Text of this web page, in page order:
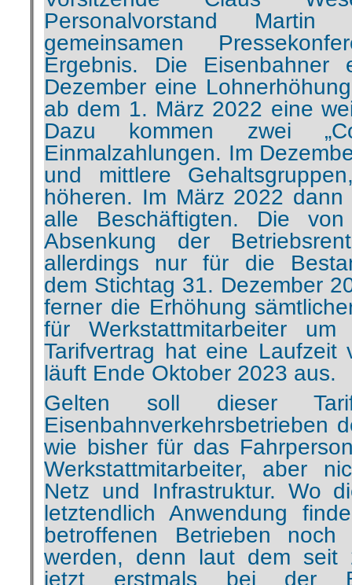
Ergebnis. Die
Dezember eine
ab dem 1. März 2022 eine
Dazu kommen zwei
Einmalzahlungen. Im
und mittlere
höheren. Im März 2022
alle Beschäftigten. Die
Absenkung der
allerdings nur für die
dem Stichtag 31. Dezember
ferner die Erhöhung
für Werkstattmitarbeiter
Tarifvertrag hat eine
läuft Ende Oktober 2023 aus.
Gelten soll dieser
Eisenbahnverkehrsbetrieben
wie bisher für das
Werkstattmitarbeiter, aber
Netz und Infrastruktur. Wo
letztendlich Anwendung
betroffenen Betrieben noch
werden, denn laut dem seit
jetzt erstmals bei der
Tarifeinheitsgesetz hat nur
jeweils mitgliederstärksten